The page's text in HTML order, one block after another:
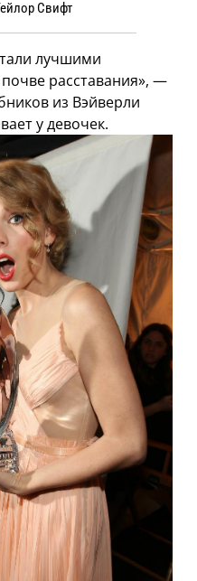
Свифт
лучшими
расставания», —
из Вэйверли
у девочек.